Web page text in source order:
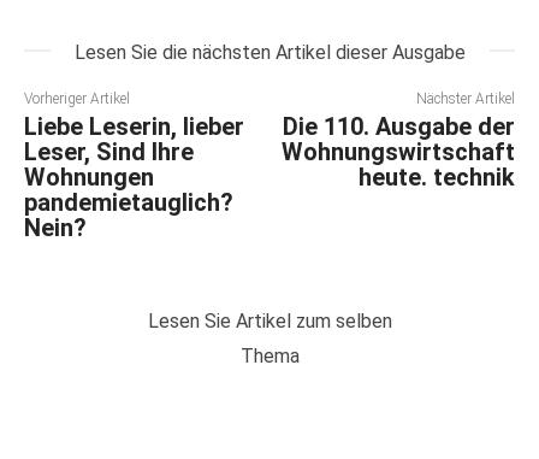
Lesen Sie die nächsten Artikel dieser Ausgabe
Vorheriger Artikel
Liebe Leserin, lieber
Leser, Sind Ihre
Wohnungen
pandemietauglich?
Nein?
Nächster Artikel
Die 110. Ausgabe der
Wohnungswirtschaft
heute. technik
Lesen Sie Artikel zum selben
Thema